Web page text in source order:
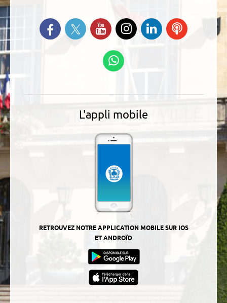
Retrouvez-nous sur Facebook
Suivez-nous sur Twitter
Suivez-nous sur YouTube
Suivez-nous sur
Instagram
Retrouvez-
nous sur
Ecoutez
L'appli mobile
RETROUVEZ NOTRE APPLICATION MOBILE SUR IOS
ET ANDROÏD